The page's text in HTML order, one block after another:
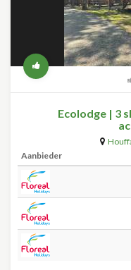
Ecolodge | 3
Aanbieder